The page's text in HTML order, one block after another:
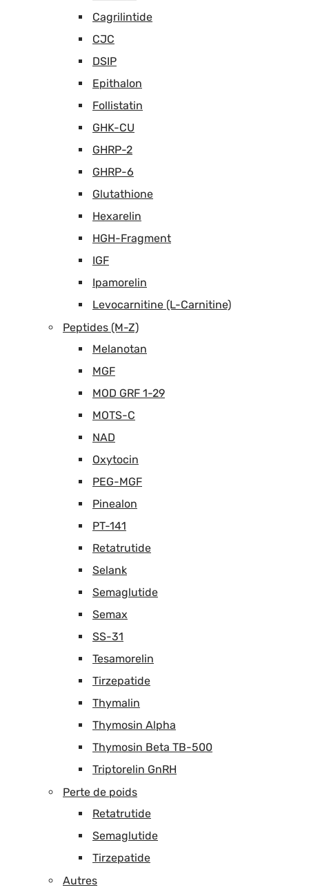
Cagrilintide
CJC
DSIP
Epithalon
Follistatin
GHK-CU
GHRP-2
GHRP-6
Glutathione
Hexarelin
HGH-Fragment
IGF
Ipamorelin
Levocarnitine (L-Carnitine)
Peptides (M-Z)
Melanotan
MGF
MOD GRF 1-29
MOTS-C
NAD
Oxytocin
PEG-MGF
Pinealon
PT-141
Retatrutide
Selank
Semaglutide
Semax
SS-31
Tesamorelin
Tirzepatide
Thymalin
Thymosin Alpha
Thymosin Beta TB-500
Triptorelin GnRH
Perte de poids
Retatrutide
Semaglutide
Tirzepatide
Autres